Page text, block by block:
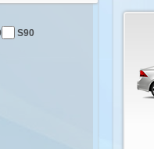
S90